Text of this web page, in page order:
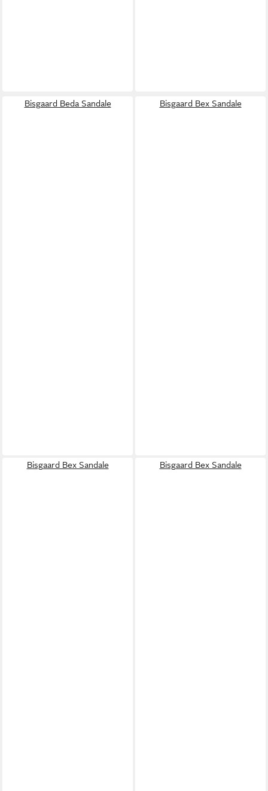
Bisgaard Beda Sandale Bisgaard Bex Sandale
Bisgaard Bex Sandale Bisgaard Bex Sandale